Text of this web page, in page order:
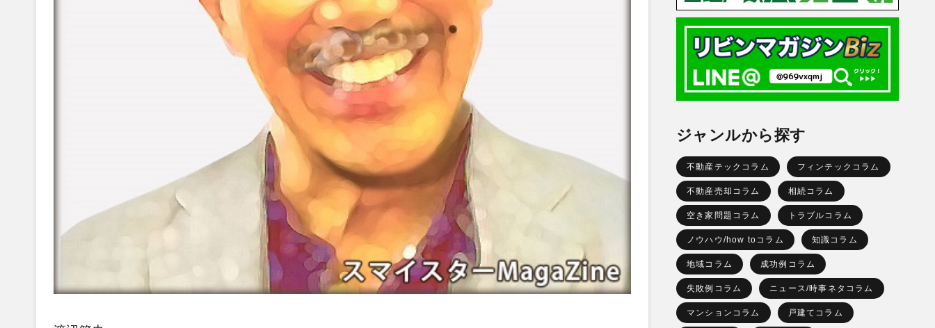
ジャンルから探す
不動産テックコラム フィンテックコラム
不動産売却コラム 相続コラム
空き家問題コラム トラブルコラム
ノウハウ/how toコラム 知識コラム
地域コラム 成功例コラム
失敗例コラム ニュース/時事ネタコラム
マンションコラム 戸建てコラム